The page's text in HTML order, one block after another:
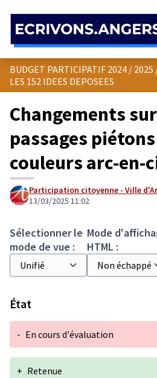
BUDGET PARTICIPATIF 2024 / 2025
LES 152 IDEES DEPOSEES
Changements
passages
couleurs arc-en-
Participation citoyenne - Ville
13/03/2025 11:02
Sélectionner le
mode de vue :
Mode
HTML :
État
- En cours d'évaluation
+ Retenue